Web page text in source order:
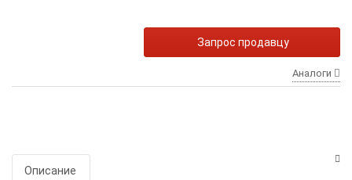
Аналоги
Запрос продавцу
Описание